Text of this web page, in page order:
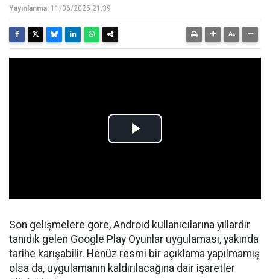
Yayınlanma: 11/06/2025 21:39
Son gelişmelere göre, Android kullanıcılarına yıllardır
tanıdık gelen Google Play Oyunlar uygulaması, yakında
tarihe karışabilir. Henüz resmi bir açıklama yapılmamış
olsa da, uygulamanın kaldırılacağına dair işaretler